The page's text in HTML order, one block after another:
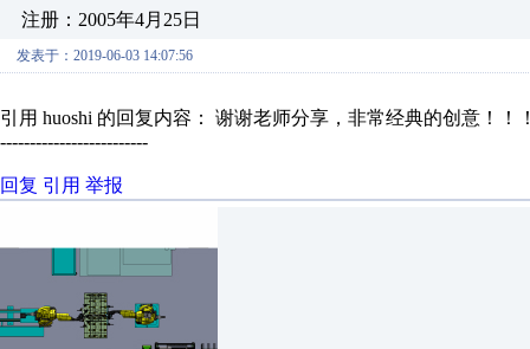
注册：2005年4月25日
发表于：2019-06-03 14:07:56
引用 huoshi 的回复内容： 谢谢老师分享，非常经典的创意！！
-------------------------
回复 引用 举报